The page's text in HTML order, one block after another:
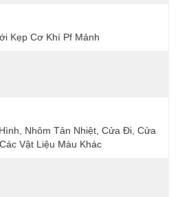
Kẹp Cơ Khí Pf Mảnh
Nhôm Tản Nhiệt, Cửa Đi, Cửa
Vật Liệu Màu Khác